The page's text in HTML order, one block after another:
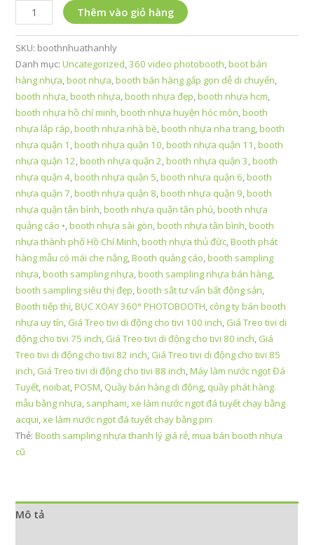
Booth
sampling
nhựa
thanh
lý
giá
rẻ
-
Sài
Gòn
số
lượng
Thêm vào giỏ hàng
SKU: boothnhuathanhly
Danh mục:Uncategorized,360 video photobooth,boot bán
hàng nhựa,boot nhựa,booth bán hàng gấp gọn dễ di chuyển,
booth nhựa,booth nhựa,booth nhựa đẹp,booth nhựa hcm,
booth nhựa hồ chí minh,booth nhựa huyện hóc môn,booth
nhựa lắp ráp,booth nhựa nhà bè,booth nhựa nha trang,booth
nhựa quận 1 ,booth nhựa quận 10,booth nhựa quận 11 ,booth
nhựa quận 12,booth nhựa quận 2,booth nhựa quận 3,booth
nhựa quận 4,booth nhựa quận 5,booth nhựa quận 6,booth
nhựa quận 7,booth nhựa quận 8,booth nhựa quận 9,booth
nhựa quận tân bình,booth nhựa quận tân phú,booth nhựa
quảng cáo •,booth nhựa sài gòn,booth nhựa tân bình,booth
nhựa thành phố Hồ Chí Minh,booth nhựa thủ đức,Booth phát
hàng mẫu có mái che nắng,Booth quảng cáo,booth sampling
nhựa,booth sampling nhựa,booth sampling nhựa bán hàng,
booth sampling siêu thị đẹp,booth sắt tư vấn bất động sản,
Booth tiếp thị,BỤC XOAY 360° PHOTOBOOTH, công ty bán booth
nhựa uy tín, Giá Treo tivi di động cho tivi 100 inch, Giá Treo tivi di
động cho tivi 75 inch, Giá Treo tivi di động cho tivi 80 inch, Giá
Treo tivi di động cho tivi 82 inch, Giá Treo tivi di động cho tivi 85
inch, Giá Treo tivi di động cho tivi 88 inch,Máy làm nước ngọt Đá
Tuyết,noibat,POSM, Quầy bán hàng di động, quầy phát hàng
mẫu bằng nhựa, sanpham,xe làm nước ngọt đá tuyết chạy bằng
acqui,xe làm nước ngọt đá tuyết chạy bằng pin
Thẻ:Booth sampling nhựa thanh lý giá rẻ,mua bán booth nhựa
cũ
Mô tả